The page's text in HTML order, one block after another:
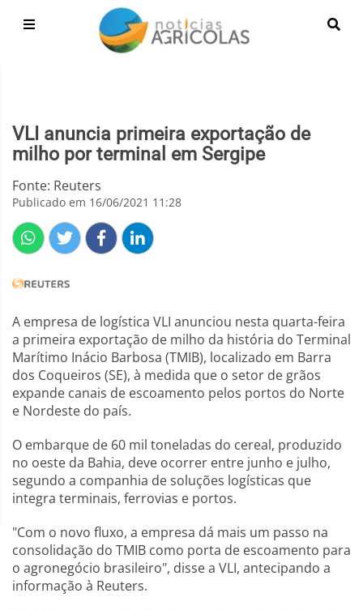
VLI anuncia primeira exportação de
milho por terminal em Sergipe
Fonte: Reuters
Publicado em 16/06/2021 11:28
A empresa de logística VLI anunciou nesta quarta-feira
a primeira exportação de milho da história do Terminal
Marítimo Inácio Barbosa (TMIB), localizado em Barra
dos Coqueiros (SE), à medida que o setor de grãos
expande canais de escoamento pelos portos do Norte
e Nordeste do país.
O embarque de 60 mil toneladas do cereal, produzido
no oeste da Bahia, deve ocorrer entre junho e julho,
segundo a companhia de soluções logísticas que
integra terminais, ferrovias e portos.
"Com o novo fluxo, a empresa dá mais um passo na
consolidação do TMIB como porta de escoamento para
o agronegócio brasileiro", disse a VLI, antecipando a
informação à Reuters.